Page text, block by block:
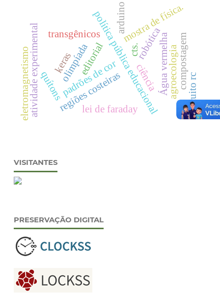
editorial
olimpíadapolítica pública educacional
padrões de cor
quítonsregiões costeiras
robótica
keras
mostra de física.
transgênicos
cts. Água vermelhaagroecologiacompostagem
lei de faraday
atividade experimental
eletromagnetismo ciência
arduino
circuito rc
VISITANTES
PRESERVAÇÃO DIGITAL